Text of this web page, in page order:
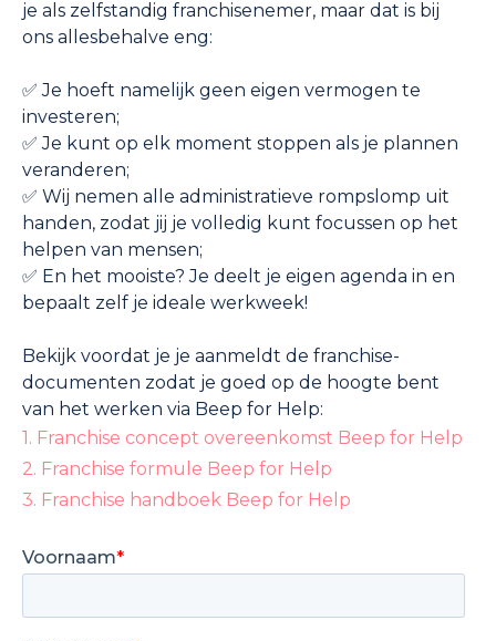
je als zelfstandig franchisenemer, maar dat is bij
ons allesbehalve eng:
✅ Je hoeft namelijk geen eigen vermogen te
investeren;
✅ Je kunt op elk moment stoppen als je plannen
veranderen;
✅ Wij nemen alle administratieve rompslomp uit
handen, zodat jij je volledig kunt focussen op het
helpen van mensen;
✅ En het mooiste? Je deelt je eigen agenda in en
bepaalt zelf je ideale werkweek!
Bekijk voordat je je aanmeldt de franchise-
documenten zodat je goed op de hoogte bent
van het werken via Beep for Help:
1. Franchise concept overeenkomst Beep for Help
2. Franchise formule Beep for Help
3. Franchise handboek Beep for Help